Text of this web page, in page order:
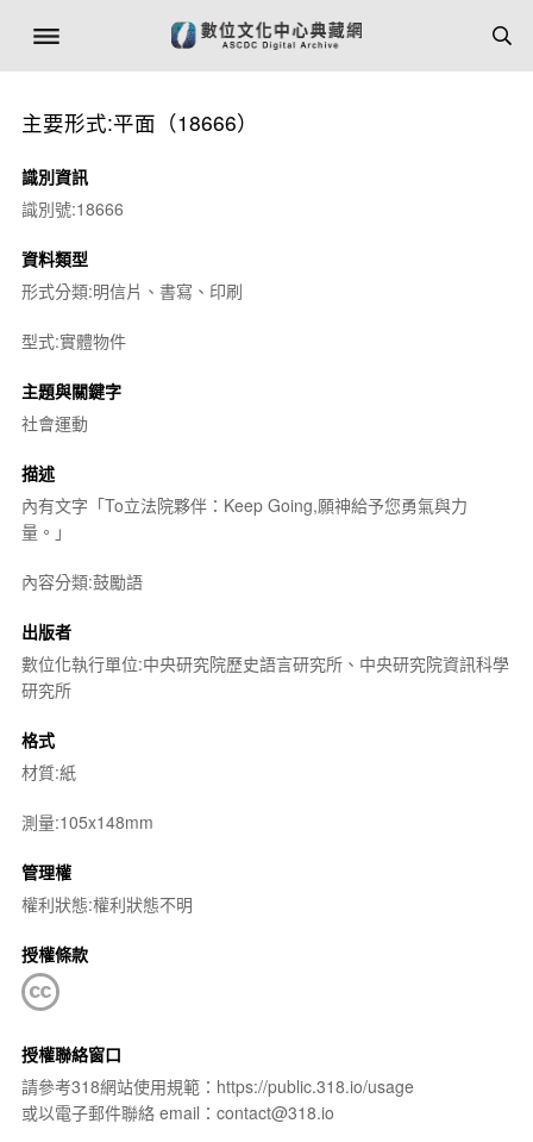
主要形式:平面（18666）
識別資訊
識別號:18666
資料類型
形式分類:明信片、書寫、印刷
型式:實體物件
主題與關鍵字
社會運動
描述
內有文字「To立法院夥伴：Keep Going,願神給予您勇氣與力
量。」
內容分類:鼓勵語
出版者
數位化執行單位:中央研究院歷史語言研究所、中央研究院資訊科學
研究所
格式
材質:紙
測量:105x148mm
管理權
權利狀態:權利狀態不明
授權條款
授權聯絡窗口
請參考318網站使用規範：https://public.318.io/usage
或以電子郵件聯絡 email：contact@318.io